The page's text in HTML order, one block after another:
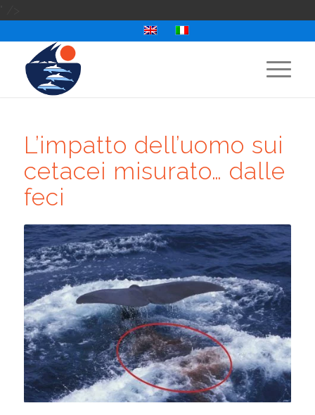
L’impatto dell’uomo sui
cetacei misurato… dalle
feci